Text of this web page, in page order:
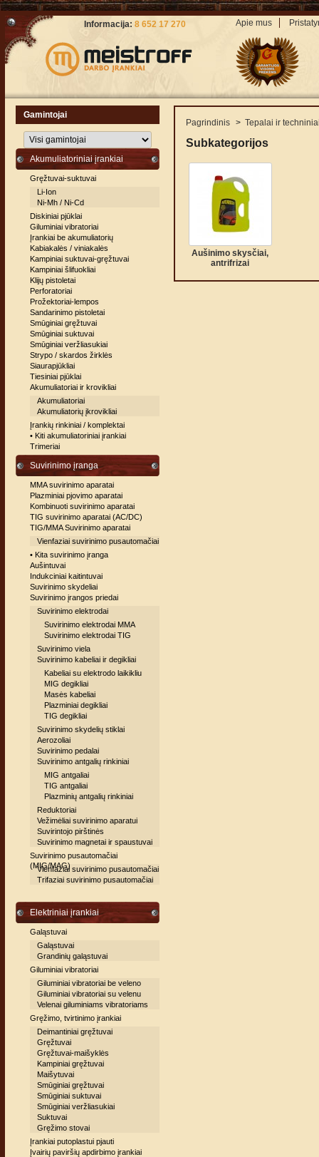
Apie mus
Informacija: 8 652 17 270
Gamintojai
Akumuliatoriniai įrankiai
Gręžtuvai-suktuvai
Li-Ion
Ni-Mh / Ni-Cd
Diskiniai pjūklai
Giluminiai vibratoriai
Įrankiai be akumuliatorių
Kabiakalės / viniakalės
Kampiniai suktuvai-gręžtuvai
Kampiniai šlifuokliai
Klijų pistoletai
Perforatoriai
Prožektoriai-lempos
Sandarinimo pistoletai
Smūginiai gręžtuvai
Smūginiai suktuvai
Smūginiai veržliasukiai
Strypo / skardos žirklės
Siaurapjūkliai
Tiesiniai pjūklai
Akumuliatoriai ir krovikliai
Akumuliatoriai
Akumuliatorių įkrovikliai
Įrankių rinkiniai / komplektai
• Kiti akumuliatoriniai įrankiai
Trimeriai
Suvirinimo įranga
MMA suvirinimo aparatai
Plazminiai pjovimo aparatai
Kombinuoti suvirinimo aparatai
TIG suvirinimo aparatai (AC/DC)
TIG/MMA Suvirinimo aparatai
Vienfaziai suvirinimo pusautomačiai
• Kita suvirinimo įranga
Aušintuvai
Indukciniai kaitintuvai
Suvirinimo skydeliai
Suvirinimo įrangos priedai
Suvirinimo elektrodai
Suvirinimo elektrodai MMA
Suvirinimo elektrodai TIG
Suvirinimo viela
Suvirinimo kabeliai ir degikliai
Kabeliai su elektrodo laikikliu
MIG degikliai
Masės kabeliai
Plazminiai degikliai
TIG degikliai
Suvirinimo skydelių stiklai
Aerozoliai
Suvirinimo pedalai
Suvirinimo antgalių rinkiniai
MIG antgaliai
TIG antgaliai
Plazminių antgalių rinkiniai
Reduktoriai
Vežimėliai suvirinimo aparatui
Suvirintojo pirštinės
Suvirinimo magnetai ir spaustuvai
Suvirinimo pusautomačiai
(MIG/MAG)
Vienfaziai suvirinimo pusautomačiai
Trifaziai suvirinimo pusautomačiai
Elektriniai įrankiai
Galąstuvai
Galąstuvai
Grandinių galąstuvai
Giluminiai vibratoriai
Giluminiai vibratoriai be veleno
Giluminiai vibratoriai su velenu
Velenai giluminiams vibratoriams
Gręžimo, tvirtinimo įrankiai
Deimantiniai gręžtuvai
Gręžtuvai
Gręžtuvai-maišyklės
Kampiniai gręžtuvai
Maišytuvai
Smūginiai gręžtuvai
Smūginiai suktuvai
Smūginiai veržliasukiai
Suktuvai
Gręžimo stovai
Įrankiai putoplastui pjauti
Įvairių paviršių apdirbimo įrankiai
Pagrindinis > Tepalai ir
Subkategorijos
Aušinimo skysčiai,
antrifrizai